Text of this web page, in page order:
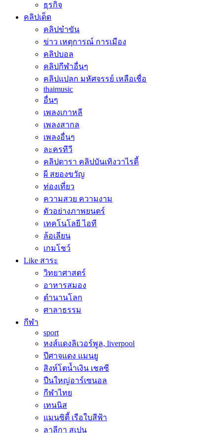
ธุรกิจ
คลิปเด็ด
คลิปขำขัน
ข่าว เหตุการณ์ การเมือง
คลิปบอล
คลิปกีฬาอื่นๆ
คลิปแปลก มหัศจรรย์ เหลือเชื่อ
thaimusic
อื่นๆ
เพลงเกาหลี
เพลงสากล
เพลงอื่นๆ
ละครทีวี
คลิปดารา คลิปบันเทิงวาไรตี้
ผี สยองขวัญ
ท่องเที่ยว
ความสวย ความงาม
ตัวอย่างภาพยนตร์
เทคโนโลยี ไอที
ล้อเลียน
เกมโชว์
Like สาระ
วิทยาศาสตร์
อาหารสมอง
ตำนานโลก
ศาลาธรรม
กีฬา
sport
หงส์แดงลิเวอร์พูล, liverpool
ปีศาจแดง แมนยู
สิงห์โตน้ำเงิน เชลซี
ปืนใหญ่อาร์เซนอล
กีฬาไทย
เทนนิส
แมนซิตี้ เรือใบสีฟ้า
ลาลีกา สเปน